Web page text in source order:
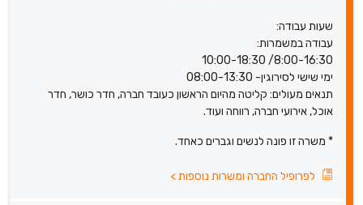
שעות עבודה:
עבודה במשמרות:
8:00-16:30/ 10:00-18:30
ימי שישי לסירוגין- 08:00-13:30
תנאים מעולים: קליטה מהיום הראשון כעובד חברה, חדר כושר, חדר
אוכל, אירועי חברה, רווחה ועוד.
* משרה זו פונה לנשים וגברים כאחד.
לפרופיל החברה ומשרות נוספות>